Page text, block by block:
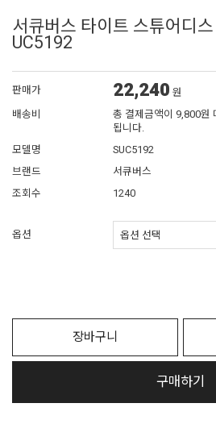
서큐버스 타이트 스튜어디
UC5192
판매가 22,240 원
배송비
총 결제금액이 9,800원
됩니다.
모델명
SUC5192
브랜드
서큐버스
조회수
1240
옵션
장바구니
구매하기